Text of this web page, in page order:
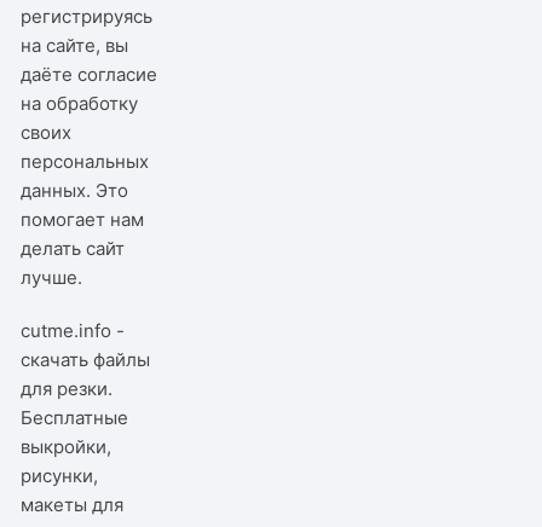
регистрируясь
на сайте, вы
даёте согласие
на обработку
своих
персональных
данных. Это
помогает нам
делать сайт
лучше.
cutme.info -
скачать файлы
для резки.
Бесплатные
выкройки,
рисунки,
макеты для